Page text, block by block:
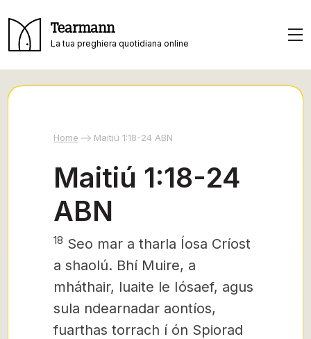
Tearmann
La tua preghiera quotidiana online
Home Maitiú 1:18-24 ABN
Maitiú 1:18-24
ABN
18 Seo mar a tharla Íosa Críost
a shaolú. Bhí Muire, a
mháthair, luaite le Iósaef, agus
sula ndearnadar aontíos,
fuarthas torrach í ón Spiorad